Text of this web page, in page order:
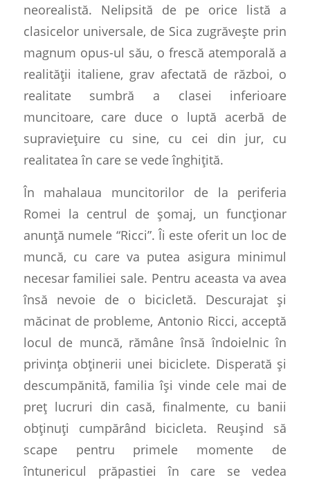
neorealistă. Nelipsită de pe orice listă a
clasicelor universale, de Sica zugrăvește prin
magnum opus-ul său, o frescă atemporală a
realității italiene, grav afectată de război, o
realitate sumbră a clasei inferioare
muncitoare, care duce o luptă acerbă de
supraviețuire cu sine, cu cei din jur, cu
realitatea în care se vede înghițită.
În mahalaua muncitorilor de la periferia
Romei la centrul de șomaj, un funcționar
anunță numele “Ricci”. Îi este oferit un loc de
muncă, cu care va putea asigura minimul
necesar familiei sale. Pentru aceasta va avea
însă nevoie de o bicicletă. Descurajat și
măcinat de probleme, Antonio Ricci, acceptă
locul de muncă, rămâne însă îndoielnic în
privința obținerii unei biciclete. Disperată și
descumpănită, familia își vinde cele mai de
preț lucruri din casă, finalmente, cu banii
obținuți cumpărând bicicleta. Reușind să
scape pentru primele momente de
întunericul prăpastiei în care se vedea